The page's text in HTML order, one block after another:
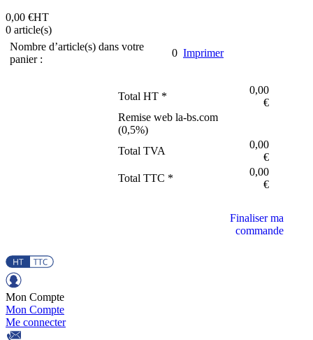
0,00 €HT
0 article(s)
Nombre d’article(s) dans votre
panier :
0 Imprimer
Total HT *
0,00
€
Remise web la-bs.com
(0,5%)
Total TVA
0,00
€
Total TTC *
0,00
€
Finaliser ma
commande
Mon Compte
Mon Compte
Me connecter